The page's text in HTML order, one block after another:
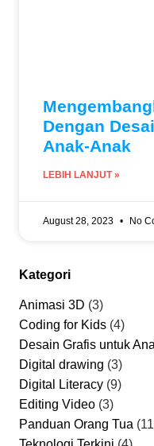
Dengan
Anak-Anak
LEBIH LANJUT »
August 28, 2023 No
Kategori
Animasi 3D (3)
Coding for Kids (4)
Desain Grafis untuk
Digital drawing (3)
Digital Literacy (9)
Editing Video (3)
Panduan Orang Tua